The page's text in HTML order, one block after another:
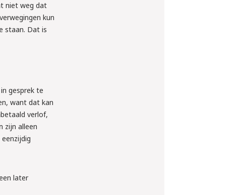
niet weg dat
kun
staan. Dat is
gesprek te
want dat kan
verlof,
zijn alleen
later